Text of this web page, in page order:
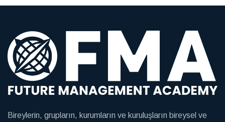
Bireylerin, grupların, kurumların ve kuruluşların bireysel ve